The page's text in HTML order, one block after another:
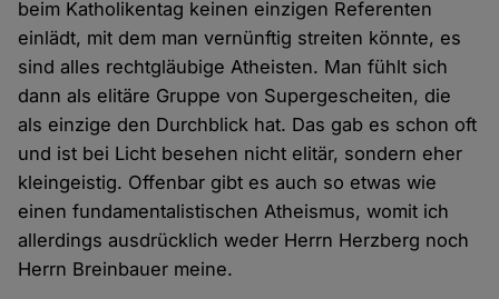
beim Katholikentag keinen einzigen Referenten
einlädt, mit dem man vernünftig streiten könnte, es
sind alles rechtgläubige Atheisten. Man fühlt sich
dann als elitäre Gruppe von Supergescheiten, die
als einzige den Durchblick hat. Das gab es schon oft
und ist bei Licht besehen nicht elitär, sondern eher
kleingeistig. Offenbar gibt es auch so etwas wie
einen fundamentalistischen Atheismus, womit ich
allerdings ausdrücklich weder Herrn Herzberg noch
Herrn Breinbauer meine.